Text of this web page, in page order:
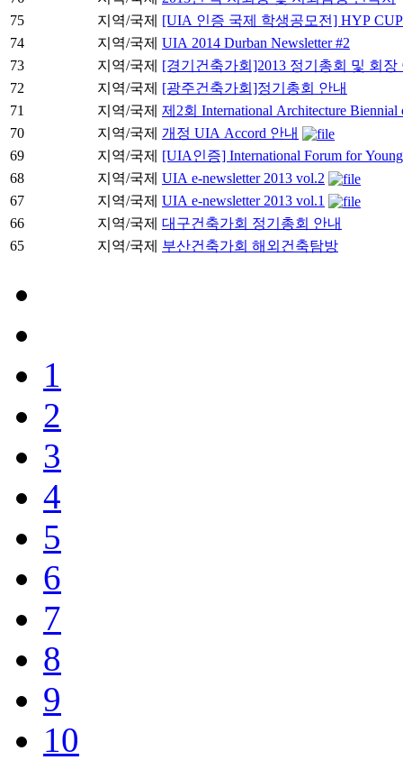
75
지역/국제 [UIA 인증 국제 학생공모전] HYP
74
지역/국제 UIA 2014 Durban Newsletter #2
73
지역/국제 [경기건축가회]2013 정기총회 및 회장
72
지역/국제 [광주건축가회]정기총회 안내
71
지역/국제 제2회 International Architecture Biennial
70
지역/국제 개정 UIA Accord 안내
69
지역/국제 [UIA인증] International Forum for
68
지역/국제 UIA e-newsletter 2013 vol.2
67
지역/국제 UIA e-newsletter 2013 vol.1
66
지역/국제 대구건축가회 정기총회 안내
65
지역/국제 부산건축가회 해외건축탐방
1
2
3
4
5
6
7
8
9
10